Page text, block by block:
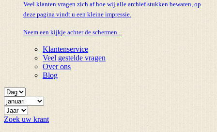
Veel klanten vragen zich af hoe wij alle archief stukken bewaren, op
deze pagina vindt u een kleine impressie.
Neem een kijkje achter de schermen...
Klantenservice
Veel gestelde vragen
Over ons
Blog
Zoek uw krant